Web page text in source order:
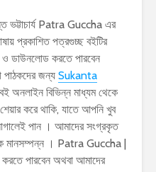
Patra Guccha এর
প্রকাশিত পত্রগুচ্ছ বইটির
ডাউনলোড করতে পারবেন
পাঠকদের জন্য Sukanta
অনলাইন বিভিন্ন মাধ্যম থেকে
করে থাকি, যাতে আপনি খুব
পান । আমাদের সংগ্রকৃত
মানসম্পন্ন । Patra Guccha |
পারবেন অথবা আমাদের